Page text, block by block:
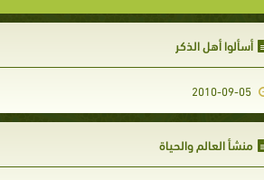
أسألوا أهل الذكر
2010-09-05
منشأ العالم والحياة